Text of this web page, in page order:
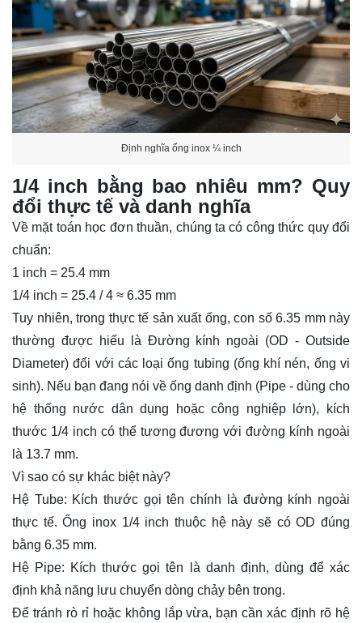
Định nghĩa ống inox ¼ inch
1/4 inch bằng bao nhiêu mm? Quy
đổi thực tế và danh nghĩa
Về mặt toán học đơn thuần, chúng ta có công thức quy đổi
chuẩn:
1 inch = 25.4 mm
1/4 inch = 25.4 / 4 ≈ 6.35 mm
Tuy nhiên, trong thực tế sản xuất ống, con số 6.35 mm này
thường được hiểu là Đường kính ngoài (OD - Outside
Diameter) đối với các loại ống tubing (ống khí nén, ống vi
sinh). Nếu bạn đang nói về ống danh định (Pipe - dùng cho
hệ thống nước dân dụng hoặc công nghiệp lớn), kích
thước 1/4 inch có thể tương đương với đường kính ngoài
là 13.7 mm.
Vì sao có sự khác biệt này?
Hệ Tube: Kích thước gọi tên chính là đường kính ngoài
thực tế. Ống inox 1/4 inch thuộc hệ này sẽ có OD đúng
bằng 6.35 mm.
Hệ Pipe: Kích thước gọi tên là danh định, dùng để xác
định khả năng lưu chuyển dòng chảy bên trong.
Để tránh rò rỉ hoặc không lắp vừa, bạn cần xác định rõ hệ